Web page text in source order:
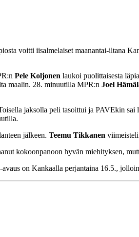
voitti iisalmelaiset maanantai-iltana
Pele Koljonen laukoi puolittaisesta
maalin. 28. minuutilla MPR:n Joel
jaksolla peli tasoittui ja PAVEkin
jälkeen. Teemu Tikkanen
kokoonpanoon hyvän miehityksen,
on Kankaalla perjantaina 16.5.,